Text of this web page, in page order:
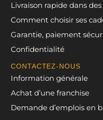
Livraison rapide dans
Comment choisir ses
Garantie, paiement
Confidentialité
CONTACTEZ-NOUS
Information générale
Achat d’une franchise
Demande d’emplois en